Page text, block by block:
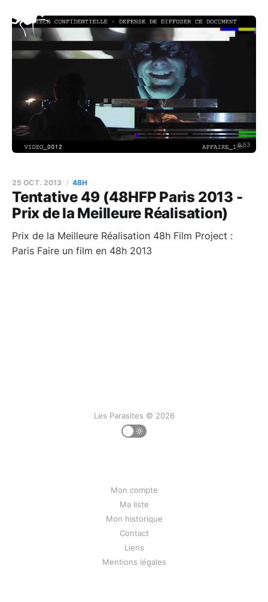
6:53
Tentative 49 (48HFP Paris 2013 -
Prix de la Meilleure Réalisation)
25 OCT. 2013 48H
Prix de la Meilleure Réalisation 48h Film Project :
Paris Faire un film en 48h 2013
Les Parasites © 2026
Mon compte
Ma liste
Mon historique
Contact
Liens
Mentions légales